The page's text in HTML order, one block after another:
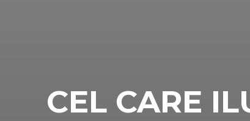
CEL CARE